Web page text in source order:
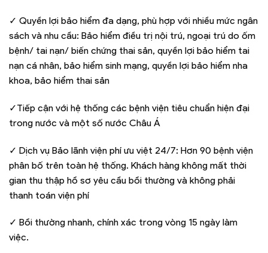
✓ Quyền lợi bảo hiểm đa dạng, phù hợp với nhiều mức ngân
sách và nhu cầu: Bảo hiểm điều trị nội trú, ngoại trú do ốm
bệnh/ tai nạn/ biến chứng thai sản, quyền lợi bảo hiểm tai
nạn cá nhân, bảo hiểm sinh mạng, quyền lợi bảo hiểm nha
khoa, bảo hiểm thai sản
✓Tiếp cận với hệ thống các bệnh viện tiêu chuẩn hiện đại
trong nước và một số nước Châu Á
✓ Dịch vụ Bảo lãnh viện phí ưu việt 24/7: Hơn 90 bệnh viện
phân bố trên toàn hệ thống. Khách hàng không mất thời
gian thu thập hồ sơ yêu cầu bồi thường và không phải
thanh toán viện phí
✓ Bồi thường nhanh, chính xác trong vòng 15 ngày làm
việc.